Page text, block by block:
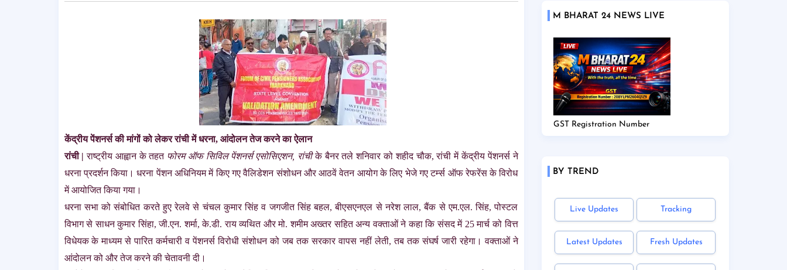
केंद्रीय पेंशनर्स की मांगों को लेकर रांची में धरना, आंदोलन तेज करने का ऐलान
रांची |राष्ट्रीय आह्वान के तहत फोरम ऑफ सिविल पेंशनर्स एसोसिएशन, रांचीके बैनर तले शनिवार को शहीद चौक, रांची में केंद्रीय पेंशनर्स ने
धरना प्रदर्शन किया। धरना पेंशन अधिनियम में किए गए वैलिडेशन संशोधन और आठवें वेतन आयोग के लिए भेजे गए टर्म्स ऑफ रेफरेंस के विरोध
में आयोजित किया गया।
धरना सभा को संबोधित करते हुए रेलवे से चंचल कुमार सिंह व जगजीत सिंह बहल, बीएसएनएल से नरेश लाल, बैंक से एम.एल. सिंह, पोस्टल
विभाग से साधन कुमार सिंहा, जी.एन. शर्मा, के.डी. राय व्यथित और मो. शमीम अख्तर सहित अन्य वक्ताओं ने कहा कि संसद में 25 मार्च को वित्त
विधेयक के माध्यम से पारित कर्मचारी व पेंशनर्स विरोधी संशोधन को जब तक सरकार वापस नहीं लेती, तब तक संघर्ष जारी रहेगा। वक्ताओं ने
आंदोलन को और तेज करने की चेतावनी दी।
M BHARAT 24 NEWS LIVE
GST Registration Number
BY TREND
Live Updates Tracking
Latest Updates Fresh Updates